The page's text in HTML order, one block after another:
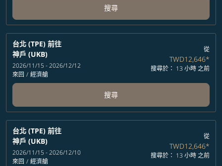
搜尋
台北 (TPE) 前往
神戶 (UKB)
2026/11/15 - 2026/12/12
來回 / 經濟艙
從
TWD12,646*
搜尋於： 13 小時 之前
搜尋
台北 (TPE) 前往
神戶 (UKB)
2026/11/15 - 2026/12/10
來回 / 經濟艙
從
TWD12,646*
搜尋於： 13 小時 之前